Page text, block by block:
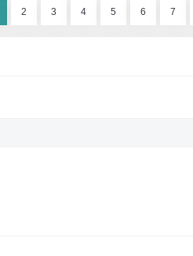
2 3 4 5 6 7